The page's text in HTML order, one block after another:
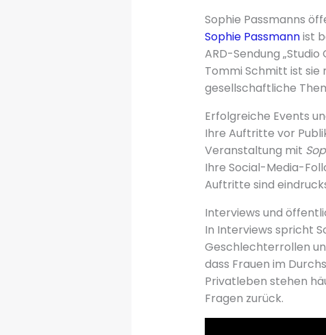
Sophie Passmanns
Sophie Passmannist
ARD-Sendung
Tommi Schmitt ist sie
gesellschaftliche
Erfolgreiche Events
Ihre Auftritte vor
Veranstaltung mit
Ihre Social-Media-
Auftritte sind
Interviews und
In Interviews spricht
Geschlechterrollen
dass Frauen im
Privatleben stehen
Fragen zurück.